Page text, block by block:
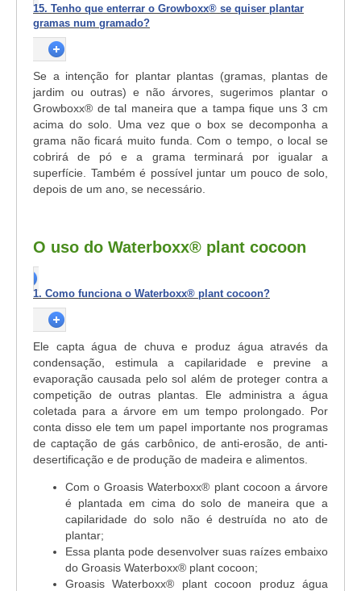
15. Tenho que enterrar o Growboxx® se quiser plantar
gramas num gramado?
Se a intenção for plantar plantas (gramas, plantas de
jardim ou outras) e não árvores, sugerimos plantar o
Growboxx® de tal maneira que a tampa fique uns 3 cm
acima do solo. Uma vez que o box se decomponha a
grama não ficará muito funda. Com o tempo, o local se
cobrirá de pó e a grama terminará por igualar a
superfície. Também é possível juntar um pouco de solo,
depois de um ano, se necessário.
O uso do Waterboxx® plant cocoon
1. Como funciona o Waterboxx® plant cocoon?
Ele capta água de chuva e produz água através da
condensação, estimula a capilaridade e previne a
evaporação causada pelo sol além de proteger contra a
competição de outras plantas. Ele administra a água
coletada para a árvore em um tempo prolongado. Por
conta disso ele tem um papel importante nos programas
de captação de gás carbônico, de anti-erosão, de anti-
desertificação e de produção de madeira e alimentos.
Com o Groasis Waterboxx® plant cocoon a árvore
é plantada em cima do solo de maneira que a
capilaridade do solo não é destruída no ato de
plantar;
Essa planta pode desenvolver suas raízes embaixo
do Groasis Waterboxx® plant cocoon;
Groasis Waterboxx® plant cocoon produz água